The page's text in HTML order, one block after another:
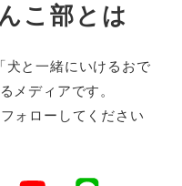
こ部とは
犬と一緒にいけるおで
メディアです。
ォローしてください